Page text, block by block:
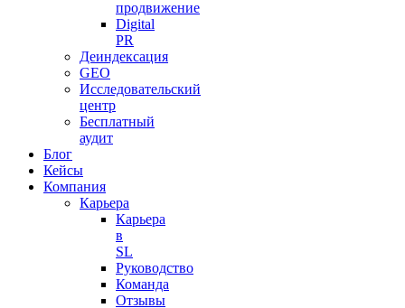
продвижение
Digital
PR
Деиндексация
GEO
Исследовательский
центр
Бесплатный
аудит
Блог
Кейсы
Компания
Карьера
Карьера
в
SL
Руководство
Команда
Отзывы